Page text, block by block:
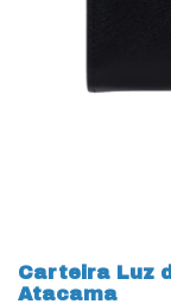
Carteira Luz
Atacama